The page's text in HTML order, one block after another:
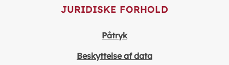
JURIDISKE FORHOLD
Påtryk
Beskyttelse af data